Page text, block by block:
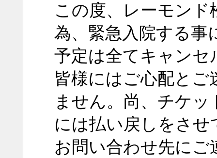
この度、レーモンド
為、緊急入院する事
予定は全てキャン
皆様にはご心配と
ません。尚、チケ
には払い戻しをさ
お問い合わせ先に